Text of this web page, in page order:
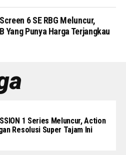
6 SE RBG Meluncur,
Yang Punya Harga Terjangkau
1 Series Meluncur, Action
Resolusi Super Tajam Ini